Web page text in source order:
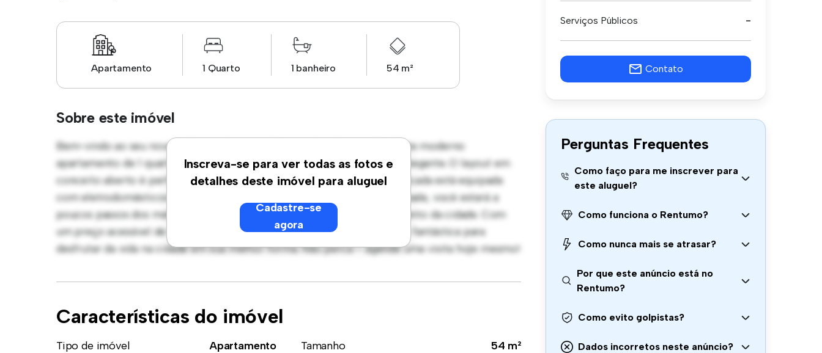
Apartamento 1 Quarto 1 banheiro 54 m²
Sobre este imóvel
Inscreva-se para ver todas as fotos e
detalhes deste imóvel para aluguel
Cadastre-se
agora
Bem-vindo ao seu novo refúgio urbano em Boqueirão - Santos, /Sp! Este moderno
apartamento de 1 quartos oferece um espaço de vida elegante e aconchegante. O layout em
conceito aberto é perfeito para receber convidados, e a cozinha sofisticada está equipada
com eletrodomésticos de última geração. Com sua localização privilegiada, você estará a
poucos passos dos melhores restaurantes, lojas e locais de entretenimento da cidade. Com
um preço acessível de R$ 5.300, este apartamento é uma oportunidade fantástica para
desfrutar da vida na cidade em sua melhor forma. Não perca – agende uma visita hoje mesmo!
Características do imóvel
Tipo de imóvel Apartamento Tamanho
54 m²
Serviços Públicos -
Contato
Perguntas Frequentes
Como faço para me inscrever para
este aluguel?
Como funciona o Rentumo?
Como nunca mais se atrasar?
Por que este anúncio está no
Rentumo?
Como evito golpistas?
Dados incorretos neste anúncio?